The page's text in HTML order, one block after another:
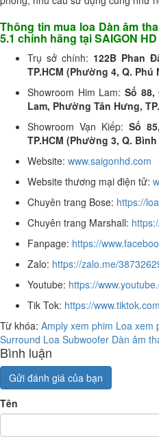
Thông tin mua loa Dàn âm
5.1 chính hãng tại SAIGON HD
Trụ sở chính: 122B Phan
TP.HCM (Phường 4, Q. Phú
Showroom Him Lam: Số
Lam, Phường Tân Hưng,
Showroom Vạn Kiếp: Số
TP.HCM (Phường 3, Q.
Website: www.saigonhd.com
Website thương mại điện tử:
Chuyên trang Bose: https://
Chuyên trang Marshall:
Fanpage: https://
Zalo: https://zalo.me/
Youtube: https://
Tik Tok: https://
Từ khóa: Amply xem phim Loa xem
Surround Loa Subwoofer Dàn âm
Bình luận
Gửi đánh giá của bạn
Tên